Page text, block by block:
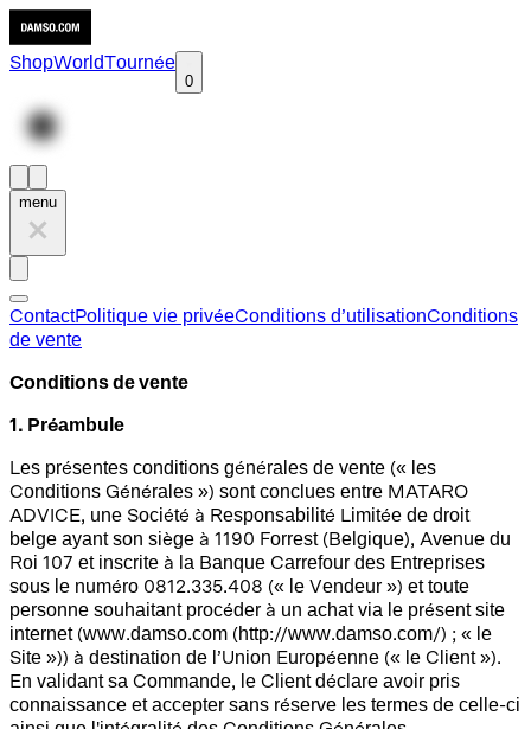
ShopWorldTournée
0
menu
ContactPolitique vie privéeConditions d’utilisationConditions
de vente
Conditions de vente
1. Préambule
Les présentes conditions générales de vente (« les
Conditions Générales ») sont conclues entre MATARO
ADVICE, une Société à Responsabilité Limitée de droit
belge ayant son siège à 1190 Forrest (Belgique), Avenue du
Roi 107 et inscrite à la Banque Carrefour des Entreprises
sous le numéro 0812.335.408 (« le Vendeur ») et toute
personne souhaitant procéder à un achat via le présent site
internet (www.damso.com (http://www.damso.com/) ; « le
Site »)) à destination de l’Union Européenne (« le Client »).
En validant sa Commande, le Client déclare avoir pris
connaissance et accepter sans réserve les termes de celle-ci